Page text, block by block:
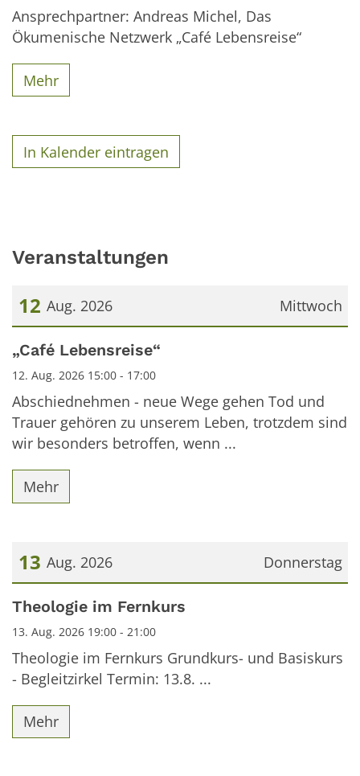
Ansprechpartner: Andreas Michel, Das
Ökumenische Netzwerk „Café Lebensreise“
Mehr
In Kalender eintragen
Veranstaltungen
Mittwoch
12 Aug. 2026
Datum: 12. August 2026
„Café Lebensreise“
12. Aug. 2026 15:00 - 17:00
Abschiednehmen - neue Wege gehen Tod und
Trauer gehören zu unserem Leben, trotzdem sind
wir besonders betroffen, wenn ...
Mehr
Donnerstag
13 Aug. 2026
Datum: 13. August 2026
Theologie im Fernkurs
13. Aug. 2026 19:00 - 21:00
Theologie im Fernkurs Grundkurs- und Basiskurs
- Begleitzirkel Termin: 13.8. ...
Mehr